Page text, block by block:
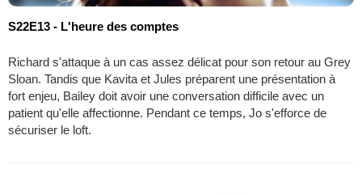
S22E13 - L'heure des comptes
Richard s'attaque à un cas assez délicat pour son retour au Grey
Sloan. Tandis que Kavita et Jules préparent une présentation à
fort enjeu, Bailey doit avoir une conversation difficile avec un
patient qu'elle affectionne. Pendant ce temps, Jo s'efforce de
sécuriser le loft.